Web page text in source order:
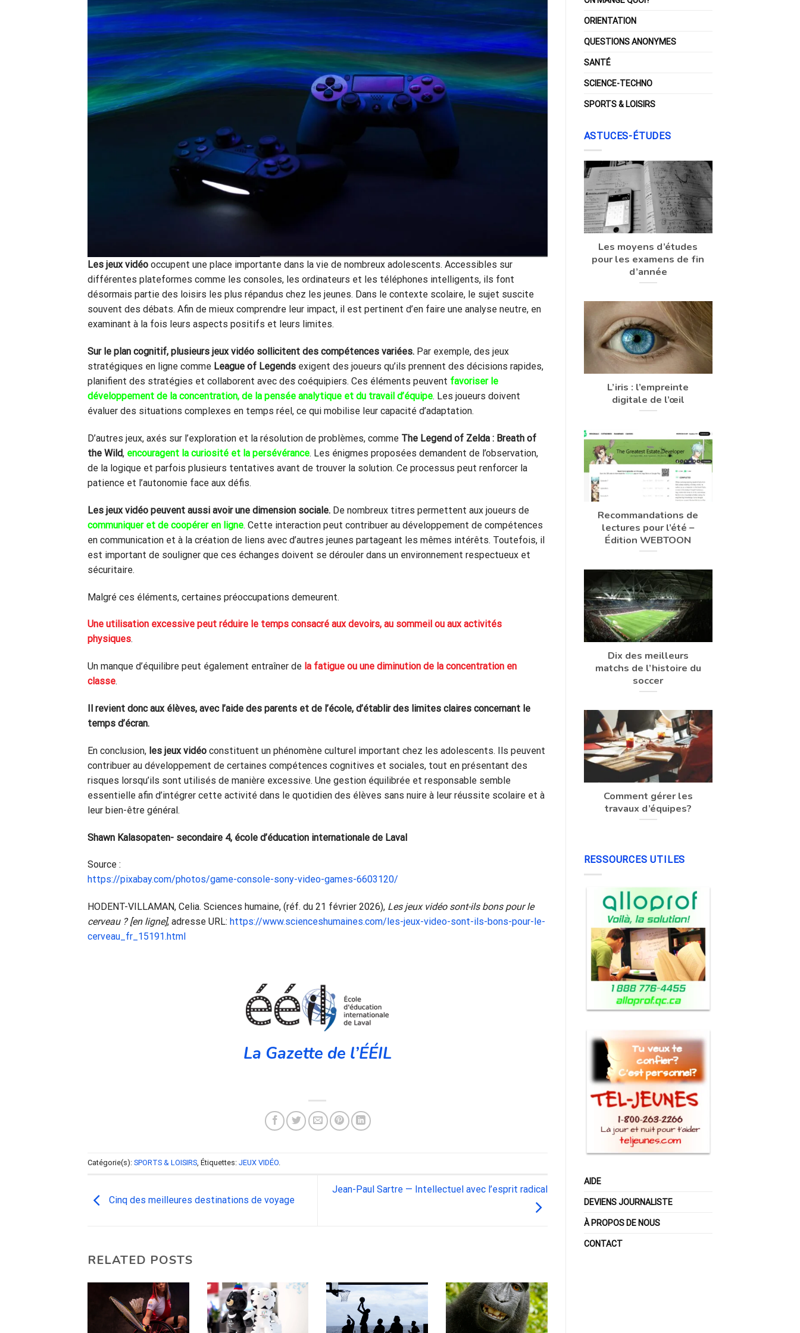
Les jeux vidéo occupent une place importante dans la vie de nombreux adolescents. Accessibles sur
différentes plateformes comme les consoles, les ordinateurs et les téléphones intelligents, ils font
désormais partie des loisirs les plus répandus chez les jeunes. Dans le contexte scolaire, le sujet suscite
souvent des débats. Afin de mieux comprendre leur impact, il est pertinent d’en faire une analyse neutre, en
examinant à la fois leurs aspects positifs et leurs limites.
Sur le plan cognitif, plusieurs jeux vidéo sollicitent des compétences variées. Par exemple, des jeux
stratégiques en ligne comme League of Legends exigent des joueurs qu’ils prennent des décisions rapides,
planifient des stratégies et collaborent avec des coéquipiers. Ces éléments peuvent favoriser le
développement de la concentration, de la pensée analytique et du travail d’équipe. Les joueurs doivent
évaluer des situations complexes en temps réel, ce qui mobilise leur capacité d’adaptation.
D’autres jeux, axés sur l’exploration et la résolution de problèmes, comme The Legend of Zelda : Breath of
the Wild, encouragent la curiosité et la persévérance. Les énigmes proposées demandent de l’observation,
de la logique et parfois plusieurs tentatives avant de trouver la solution. Ce processus peut renforcer la
patience et l’autonomie face aux défis.
Les jeux vidéo peuvent aussi avoir une dimension sociale. De nombreux titres permettent aux joueurs de
communiquer et de coopérer en ligne. Cette interaction peut contribuer au développement de compétences
en communication et à la création de liens avec d’autres jeunes partageant les mêmes intérêts. Toutefois, il
est important de souligner que ces échanges doivent se dérouler dans un environnement respectueux et
sécuritaire.
Malgré ces éléments, certaines préoccupations demeurent.
Une utilisation excessive peut réduire le temps consacré aux devoirs, au sommeil ou aux activités
physiques.
Un manque d’équilibre peut également entraîner de la fatigue ou une diminution de la concentration en
classe.
Il revient donc aux élèves, avec l’aide des parents et de l’école, d’établir des limites claires concernant le
temps d’écran.
En conclusion, les jeux vidéo constituent un phénomène culturel important chez les adolescents. Ils peuvent
contribuer au développement de certaines compétences cognitives et sociales, tout en présentant des
risques lorsqu’ils sont utilisés de manière excessive. Une gestion équilibrée et responsable semble
essentielle afin d’intégrer cette activité dans le quotidien des élèves sans nuire à leur réussite scolaire et à
leur bien-être général.
Shawn Kalasopaten- secondaire 4, école d’éducation internationale de Laval
Source :
https://pixabay.com/photos/game-console-sony-video-games-6603120/
HODENT-VILLAMAN, Celia. Sciences humaine, (réf. du 21 février 2026), Les jeux vidéo sont-ils bons pour le
cerveau ? [en ligne], adresse URL: https://www.scienceshumaines.com/les-jeux-video-sont-ils-bons-pour-le-
cerveau_fr_15191.html
La Gazette de l’ÉÉIL
Catégorie(s): SPORTS & LOISIRS, Étiquettes: JEUX VIDÉO.
Cinq des meilleures destinations de voyage
Jean-Paul Sartre — Intellectuel avec l’esprit radical
RELATED POSTS
ORIENTATION
QUESTIONS ANONYMES
SANTÉ
SCIENCE-TECHNO
SPORTS & LOISIRS
ASTUCES-ÉTUDES
Les moyens d’études
pour les examens de fin
d’année
L’iris : l’empreinte
digitale de l’œil
Recommandations de
lectures pour l’été –
Édition WEBTOON
Dix des meilleurs
matchs de l’histoire du
soccer
Comment gérer les
travaux d’équipes?
RESSOURCES UTILES
AIDE
DEVIENS JOURNALISTE
À PROPOS DE NOUS
CONTACT